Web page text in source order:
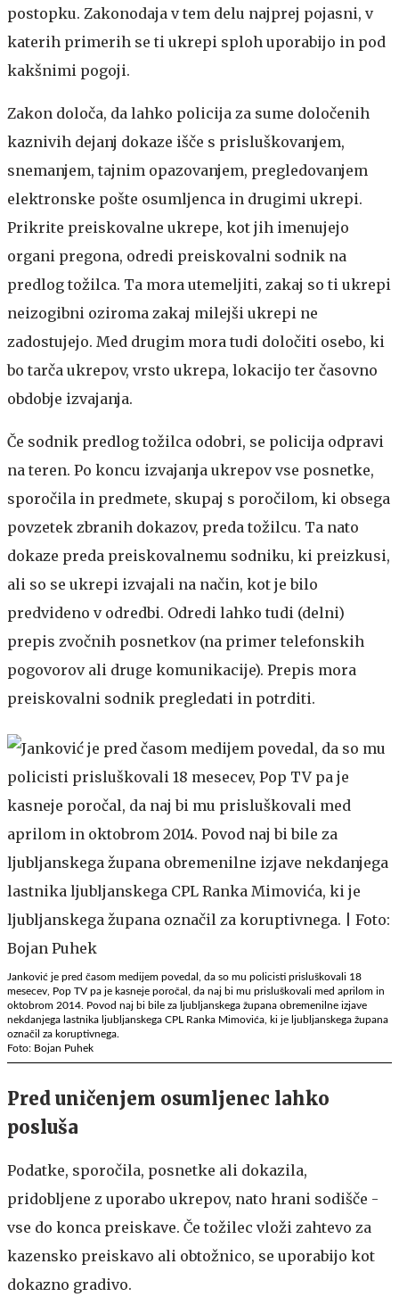
postopku. Zakonodaja v tem delu najprej pojasni, v
katerih primerih se ti ukrepi sploh uporabijo in pod
kakšnimi pogoji.
Zakon določa, da lahko policija za sume določenih
kaznivih dejanj dokaze išče s prisluškovanjem,
snemanjem, tajnim opazovanjem, pregledovanjem
elektronske pošte osumljenca in drugimi ukrepi.
Prikrite preiskovalne ukrepe, kot jih imenujejo
organi pregona, odredi preiskovalni sodnik na
predlog tožilca. Ta mora utemeljiti, zakaj so ti ukrepi
neizogibni oziroma zakaj milejši ukrepi ne
zadostujejo. Med drugim mora tudi določiti osebo, ki
bo tarča ukrepov, vrsto ukrepa, lokacijo ter časovno
obdobje izvajanja.
Če sodnik predlog tožilca odobri, se policija odpravi
na teren. Po koncu izvajanja ukrepov vse posnetke,
sporočila in predmete, skupaj s poročilom, ki obsega
povzetek zbranih dokazov, preda tožilcu. Ta nato
dokaze preda preiskovalnemu sodniku, ki preizkusi,
ali so se ukrepi izvajali na način, kot je bilo
predvideno v odredbi. Odredi lahko tudi (delni)
prepis zvočnih posnetkov (na primer telefonskih
pogovorov ali druge komunikacije). Prepis mora
preiskovalni sodnik pregledati in potrditi.
Janković je pred časom medijem povedal, da so mu policisti prisluškovali 18
mesecev, Pop TV pa je kasneje poročal, da naj bi mu prisluškovali med aprilom in
oktobrom 2014. Povod naj bi bile za ljubljanskega župana obremenilne izjave
nekdanjega lastnika ljubljanskega CPL Ranka Mimovića, ki je ljubljanskega župana
označil za koruptivnega.
Foto: Bojan Puhek
Pred uničenjem osumljenec lahko
posluša
Podatke, sporočila, posnetke ali dokazila,
pridobljene z uporabo ukrepov, nato hrani sodišče -
vse do konca preiskave. Če tožilec vloži zahtevo za
kazensko preiskavo ali obtožnico, se uporabijo kot
dokazno gradivo.